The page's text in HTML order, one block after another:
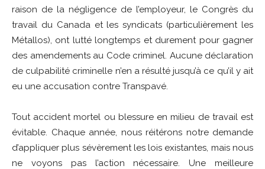
raison de la négligence de l’employeur, le Congrès du
travail du Canada et les syndicats (particulièrement les
Métallos), ont lutté longtemps et durement pour gagner
des amendements au Code criminel. Aucune déclaration
de culpabilité criminelle n’en a résulté jusqu’à ce qu’il y ait
eu une accusation contre Transpavé.
Tout accident mortel ou blessure en milieu de travail est
évitable. Chaque année, nous réitérons notre demande
d’appliquer plus sévèrement les lois existantes, mais nous
ne voyons pas l’action nécessaire. Une meilleure